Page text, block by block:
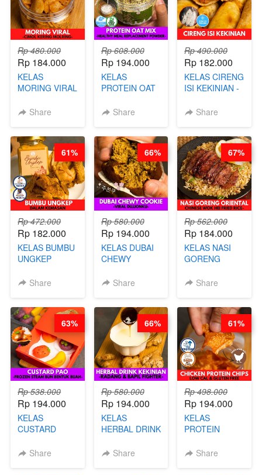
Rp 480.000
Rp 184.000
KELAS
MORING VIRAL
KERING
Share
Rp 608.000
Rp 194.000
KELAS
PROTEIN OAT
MEAL
BARISTA
ARISUDANA
Share
Rp 490.000
Rp 182.000
KELAS CIRENG
ISI KEKINIAN -
Share
Rp 472.000
Rp 182.000
KELAS BUMBU
UNGKEP
KEMASAN - BY
Share
61%
Rp 580.000
Rp 194.000
KELAS DUBAI
CHEWY
VIRAL
DITA
Share
66%
Rp 562.000
Rp 184.000
KELAS NASI
GORENG
CHINESE WOK
CHEF
STEPHANIE
Share
67%
Rp 538.000
Rp 194.000
KELAS
CUSTARD
STEAM BUN
Share
63%
Rp 580.000
Rp 194.000
KELAS
HERBAL DRINK
RADANG &
Share
66%
Rp 498.000
Rp 194.000
KELAS
PROTEIN
CHIPS -
Share
61%